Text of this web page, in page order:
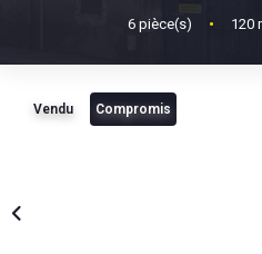
6 pièce(s) • 120
Vendu Compromis